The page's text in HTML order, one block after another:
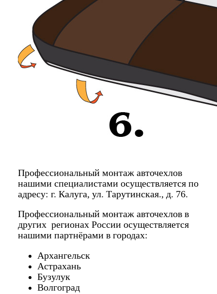
Профессиональный монтаж авточехлов
нашими специалистами осуществляется по
адресу: г. Калуга, ул. Тарутинская., д. 76.
Профессиональный монтаж авточехлов в
других регионах России осуществляется
нашими партнёрами в городах:
Архангельск
Астрахань
Бузулук
Волгоград